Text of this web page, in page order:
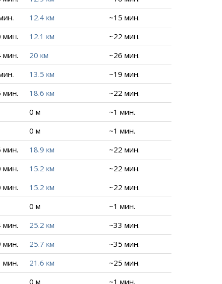
12.4 км
~15 мин.
мин.
12.1 км
~22 мин.
мин.
20 км
~26 мин.
13.5 км
~19 мин.
мин.
18.6 км
~22 мин.
0 м
~1 мин.
0 м
~1 мин.
мин.
18.9 км
~22 мин.
мин.
15.2 км
~22 мин.
мин.
15.2 км
~22 мин.
0 м
~1 мин.
мин.
25.2 км
~33 мин.
мин.
25.7 км
~35 мин.
мин.
21.6 км
~25 мин.
0 м
~1 мин.